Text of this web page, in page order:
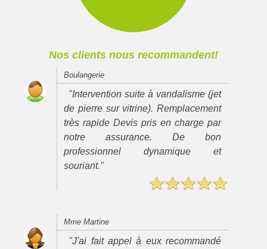
Nos clients nous recommandent!
Boulangerie
"Intervention suite à vandalisme (jet
de pierre sur vitrine). Remplacement
très rapide Devis pris en charge par
notre assurance. De bon
professionnel dynamique et
souriant."
Mme Martine
"J'ai fait appel à eux recommandé